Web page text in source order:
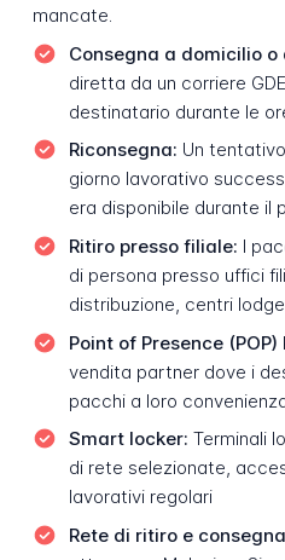
mancate.
Consegna a domicilio o
diretta da un corriere
destinatario durante le
Riconsegna: Un
giorno lavorativo
era disponibile durante il
Ritiro presso filiale: I
di persona presso uffici
distribuzione, centri
Point of Presence (POP)
vendita partner dove i
pacchi a loro
Smart locker: Terminali
di rete selezionate,
lavorativi regolari
Rete di ritiro e